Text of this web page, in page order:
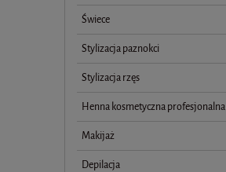
Świece
Stylizacja paznokci
Stylizacja rzęs
Henna kosmetyczna profesjonalna
Makijaż
Depilacja